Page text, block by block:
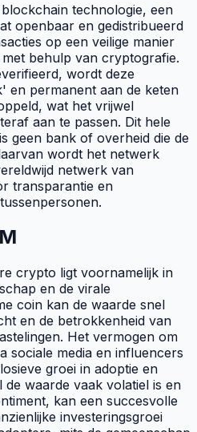
blockchain technologie, een
openbaar en gedistribueerd
op een veilige manier
behulp van cryptografie.
wordt deze
en permanent aan de keten
wat het vrijwel
aan te passen. Dit hele
geen bank of overheid die de
wordt het netwerk
netwerk van
transparantie en
crypto ligt voornamelijk in
en de virale
coin kan de waarde snel
en de betrokkenheid van
Het vermogen om
sociale media en influencers
groei in adoptie en
de waarde vaak volatiel is en
kan een succesvolle
investeringsgroei